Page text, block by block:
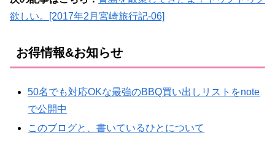
欲しい。[2017年2月宮崎旅行記-06]
お得情報&お知らせ
50名でも対応OKな最強のBBQ買い出しリストをnote
で公開中
このブログと、書いているひとについて